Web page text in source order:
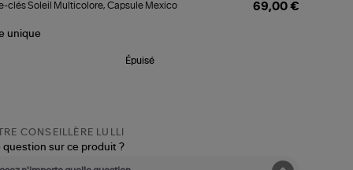
clés Soleil Multicolore, Capsule Mexico 69,00 €
unique
Épuisé
CONSEILLÈRE LULLI
question sur ce produit ?